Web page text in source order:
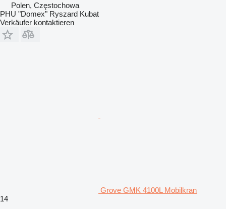
Polen, Częstochowa
PHU "Domex" Ryszard Kubat
Verkäufer kontaktieren
Grove GMK 4100L Mobilkran
14